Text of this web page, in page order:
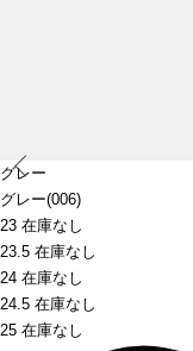
グレー
グレー(006)
23 在庫なし
23.5 在庫なし
24 在庫なし
24.5 在庫なし
25 在庫なし